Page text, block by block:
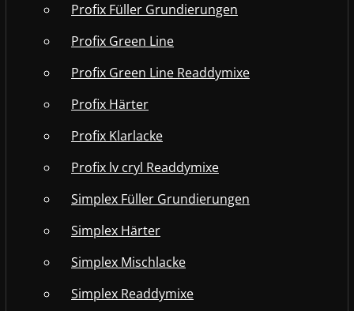
Profix Füller Grundierungen
Profix Green Line
Profix Green Line Readdymixe
Profix Härter
Profix Klarlacke
Profix lv cryl Readdymixe
Simplex Füller Grundierungen
Simplex Härter
Simplex Mischlacke
Simplex Readdymixe